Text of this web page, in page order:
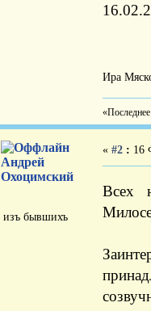
Ира
Андрей
Охоцимский
изъ бывшихъ
« #2 : 16
Всех